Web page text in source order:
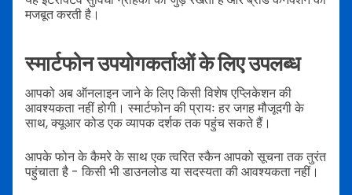
मजबूत करती है।
स्मार्टफोन उपयोगकर्ताओं के लिए उपलब्ध
आपको अब ऑनलाइन जाने के लिए किसी विशेष एप्लिकेशन की
आवश्यकता नहीं होगी। स्मार्टफोन की प्रायः हर जगह मौजूदगी के
साथ, क्यूआर कोड एक व्यापक दर्शक तक पहुंच सकते हैं।
आपके फोन के कैमरे के साथ एक त्वरित स्कैन आपको सूचना तक तुरंत
पहुंचाता है - किसी भी डाउनलोड या सदस्यता की आवश्यकता नहीं।